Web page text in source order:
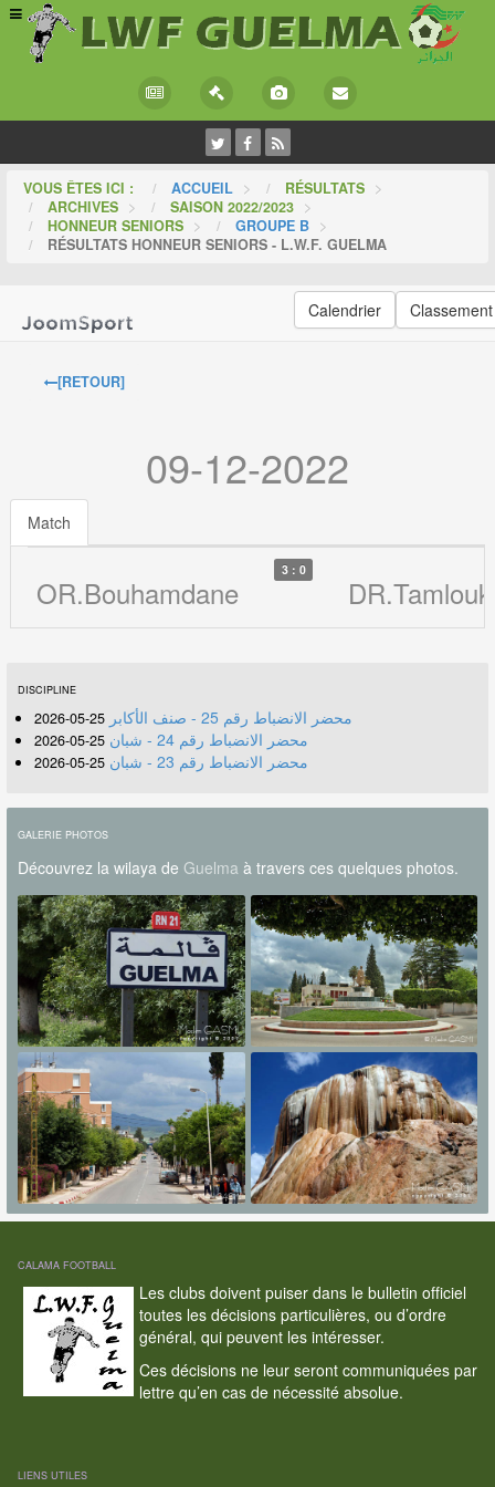
VOUS ÊTES ICI : ACCUEIL > RÉSULTATS >
ARCHIVES > SAISON 2022/2023 >
HONNEUR SENIORS > GROUPE B >
RÉSULTATS HONNEUR SENIORS - L.W.F. GUELMA
Calendrier Classement
[RETOUR]
09-12-2022
Match
OR.Bouhamdane
3 : 0
DISCIPLINE
محضر الانضباط رقم 25 - صنف الأكابر 25-05-2026
محضر الانضباط رقم 24 - شبان 25-05-2026
محضر الانضباط رقم 23 - شبان 25-05-2026
GALERIE PHOTOS
Découvrez la wilaya de Guelma à travers ces quelques photos.
CALAMA FOOTBALL
Les clubs doivent puiser dans le bulletin officiel
toutes les décisions particulières, ou d’ordre
général, qui peuvent les intéresser.
Ces décisions ne leur seront communiquées par
lettre qu’en cas de nécessité absolue.
LIENS UTILES